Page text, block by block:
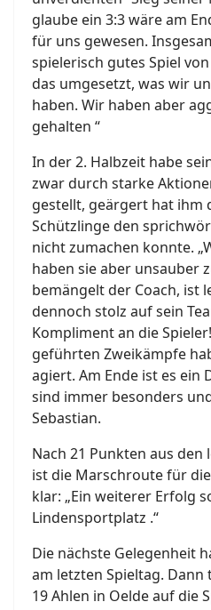
glaube ein 3:3 wäre am
für uns gewesen.
spielerisch gutes Spiel
das umgesetzt, was wir
haben. Wir haben aber
gehalten “
In der 2. Halbzeit habe
zwar durch starke
gestellt, geärgert hat ihm
Schützlinge den
nicht zumachen konnte.
haben sie aber unsauber
bemängelt der Coach, ist
dennoch stolz auf sein
Kompliment an die
geführten Zweikämpfe
agiert. Am Ende ist es ein
sind immer besonders
Sebastian.
Nach 21 Punkten aus den
ist die Marschroute für
klar: „Ein weiterer Erfolg
Lindensportplatz .“
Die nächste Gelegenheit
am letzten Spieltag. Dann
19 Ahlen in Oelde auf die